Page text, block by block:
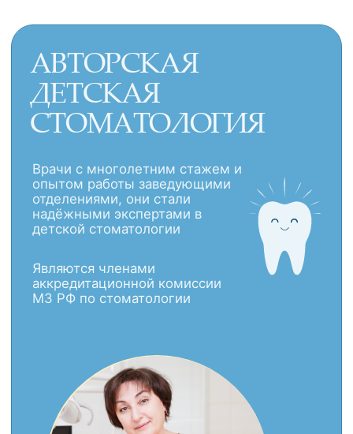
к общению с детьми, помогают им
чувствовать себя спокойно и
уверенно в стоматологическом
кресле
О СПЕЦИАЛИСТЕ
СЕРОВА ВЕНЕРА
ЮРЬЕВНА
Постоянно обновляют свои знания,
проходят курсы и участвуют в
Всегда радушные и компетентные,
они создают атмосферу уюта и
доверия, сделав ваше посещение
приятным и безопасным